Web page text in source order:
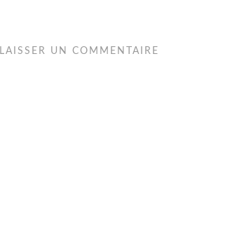
LAISSER UN COMMENTAIRE